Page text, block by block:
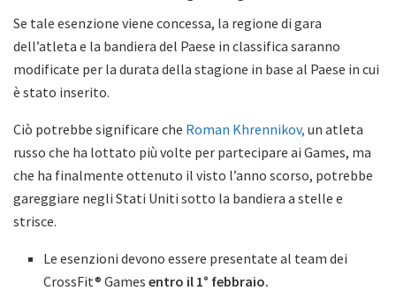
Se tale esenzione viene concessa, la regione di gara
dell’atleta e la bandiera del Paese in classifica saranno
modificate per la durata della stagione in base al Paese in cui
è stato inserito.
Ciò potrebbe significare che Roman Khrennikov, un atleta
russo che ha lottato più volte per partecipare ai Games, ma
che ha finalmente ottenuto il visto l’anno scorso, potrebbe
gareggiare negli Stati Uniti sotto la bandiera a stelle e
strisce.
Le esenzioni devono essere presentate al team dei
CrossFit® Gamesentro il 1° febbraio.